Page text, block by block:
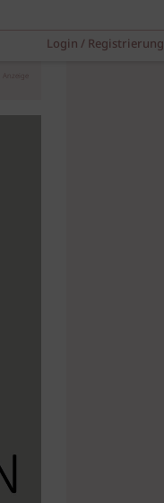
Login / Registrierung
Anzeige